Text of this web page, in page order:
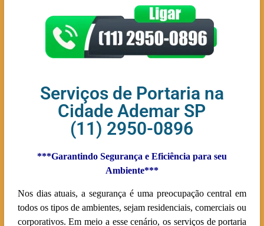
Serviços de Portaria na
Cidade Ademar SP
(11) 2950-0896
***Garantindo Segurança e Eficiência para seu
Ambiente***
Nos dias atuais, a segurança é uma preocupação central em
todos os tipos de ambientes, sejam residenciais, comerciais ou
corporativos. Em meio a esse cenário, os serviços de portaria